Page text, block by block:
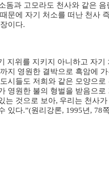
돔과 고모라도 천사와 같은 음
문에 자기 처소를 떠난 천사
이다.
지위를 지키지 아니하고 자기
지 영원한 결박으로 흑암에
시들도 저희와 같은 모양으로
영원한 불의 형벌을 받음으로
는 것으로 보아, 우리는 천사가
있다.”(원리강론, 1995년 , 78